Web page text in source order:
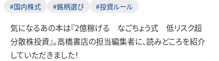
#国内株式 #銘柄選び #投資ルール
気になるあの本は『2億稼げる なごちょう式 低リスク超
分散株投資』。高橋書店の担当編集者に、読みどころを紹介
していただきました！